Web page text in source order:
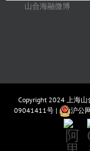
山合海融微博
Copyright 2024 上海山
09041411号| 沪公
阿
里